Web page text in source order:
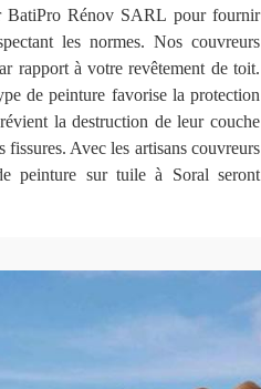
BatiPro Rénov SARL pour fournir
les normes. Nos couvreurs
rapport à votre revêtement de toit.
de peinture favorise la protection
la destruction de leur couche
fissures. Avec les artisans couvreurs
peinture sur tuile à Soral seront